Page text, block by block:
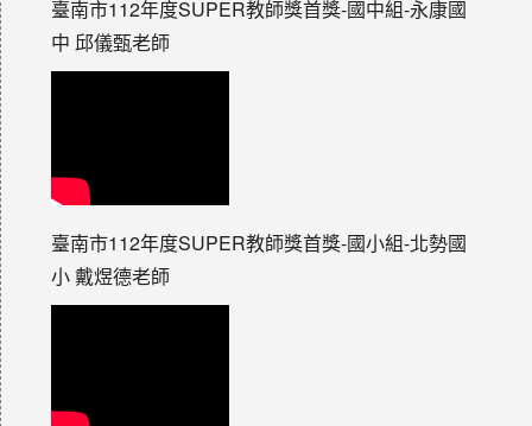
臺南市112年度SUPER教師獎首獎-國中組-永康國
中 邱儀甄老師
臺南市112年度SUPER教師獎首獎-國小組-北勢國
小 戴煜德老師